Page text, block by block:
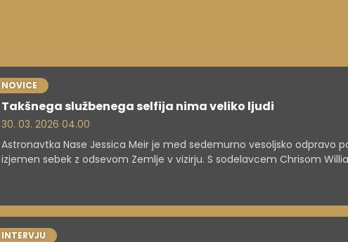
NOVICE
Takšnega službenega selfija nima veliko ljudi
30. 03. 2026 04.00
Astronavtka Nase Jessica Meir je med sedemurno vesoljsko odpravo
izjemen sebek z odsevom Zemlje v vizirju. S sodelavcem Chrisom
INTERVJU